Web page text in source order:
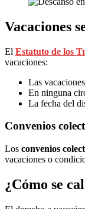
Vacaciones
El Estatuto de los
vacaciones:
Las
En ninguna
La fecha del
Convenios
Los convenios
vacaciones o
¿Cómo se